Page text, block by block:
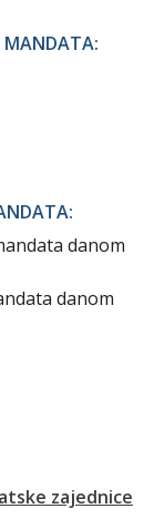
MANDATA:
danom
danom
zajednice